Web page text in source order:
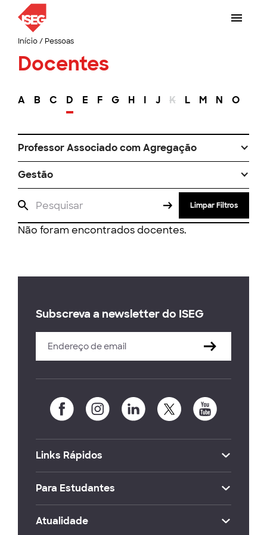
Início/ Pessoas
Docentes
A B C D E F G H I J K L M N O
Professor Associado com Agregação
Gestão
Limpar Filtros
Não foram encontrados docentes.
Subscreva a newsletter do ISEG
Links Rápidos
Para Estudantes
Atualidade